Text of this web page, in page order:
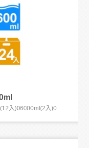
入)06000ml(2入)0